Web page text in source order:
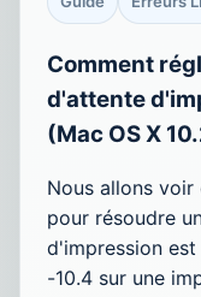
Comment
d'attente
(Mac OS X
Nous allons
pour résoudre
d'impression est
-10.4 sur une